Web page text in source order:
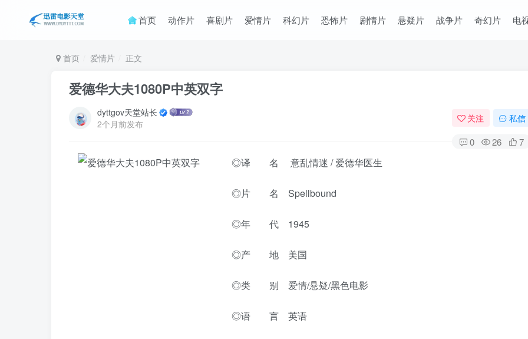
首页 动作片 喜剧片 爱情片 科幻片 恐怖片 剧情片 悬疑片 战争片 奇幻片 电
首页 爱情片 正文
爱德华大夫1080P中英双字
dyttgov天堂站长
2个月前发布
关注 私信
0 26 7
◎译 名 意乱情迷 / 爱德华医生
◎片 名 Spellbound
◎年 代 1945
◎产 地 美国
◎类 别 爱情/悬疑/黑色电影
◎语 言 英语